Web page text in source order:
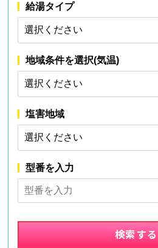
給湯タイプ
地域条件を選択(気温)
塩害地域
型番を入力